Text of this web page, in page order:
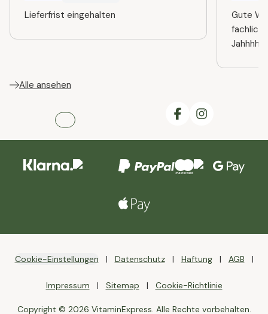
Lieferfrist eingehalten
Gute
fachlich
Alle ansehen
Cookie-Einstellungen Datenschutz Haftung AGB
Impressum Sitemap Cookie-Richtlinie
Copyright © 2026 VitaminExpress. Alle Rechte vorbehalten.